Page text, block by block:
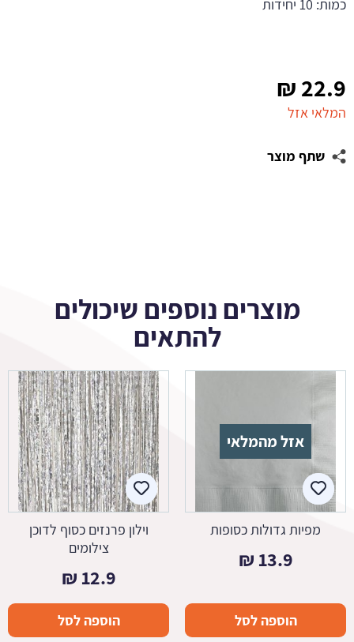
22.9
₪
המלאי אזל
שתף מוצר
כמות: 10 יחידות
מוצרים נוספים שיכולים
להתאים
אזל מהמלאי
מפיות גדולות כסופות
13.9
₪
הוספה לסל
וילון פרנזים כסוף לדוכן
צילומים
12.9
₪
הוספה לסל